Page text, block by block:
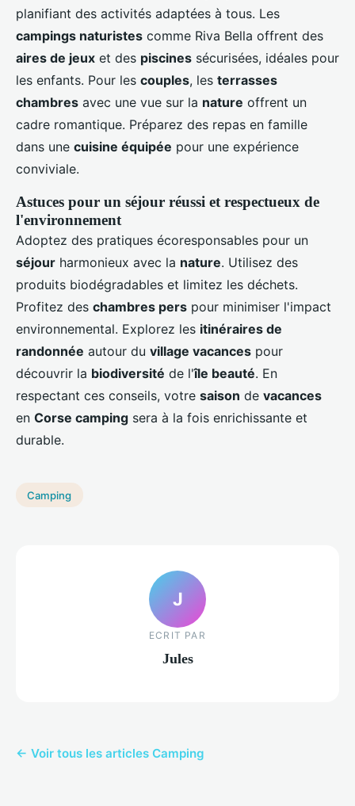
planifiant des activités adaptées à tous. Les
campings naturistes comme Riva Bella offrent des
aires de jeux et des piscines sécurisées, idéales pour
les enfants. Pour les couples, les terrasses
chambres avec une vue sur la nature offrent un
cadre romantique. Préparez des repas en famille
dans une cuisine équipée pour une expérience
conviviale.
Astuces pour un séjour réussi et respectueux de
l'environnement
Adoptez des pratiques écoresponsables pour un
séjour harmonieux avec la nature. Utilisez des
produits biodégradables et limitez les déchets.
Profitez des chambres pers pour minimiser l'impact
environnemental. Explorez les itinéraires de
randonnée autour du village vacances pour
découvrir la biodiversité de l'île beauté. En
respectant ces conseils, votre saison de vacances
en Corse camping sera à la fois enrichissante et
durable.
Camping
J
ECRIT PAR
Jules
← Voir tous les articles Camping